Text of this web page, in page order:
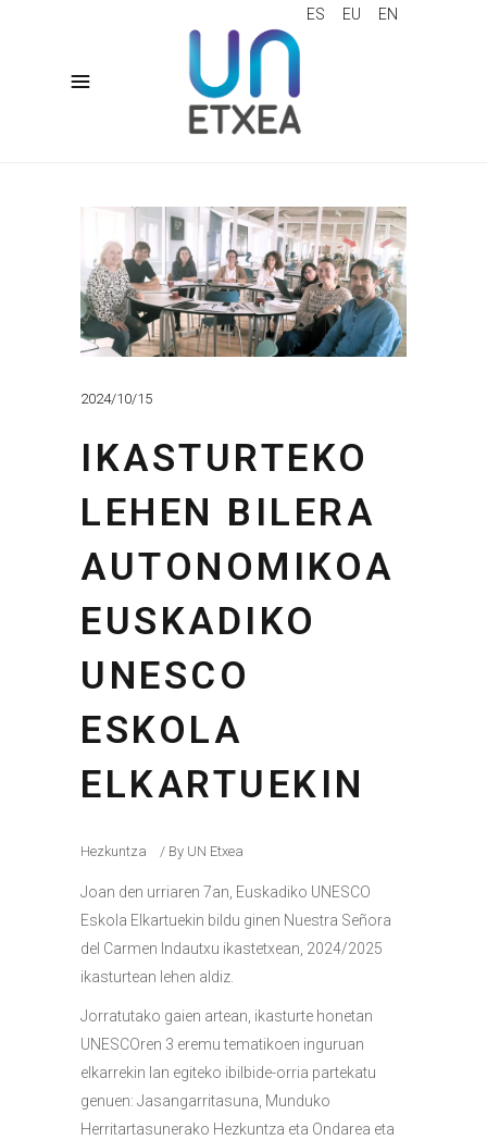
ES EU EN
2024/10/15
IKASTURTEKO
LEHEN BILERA
AUTONOMIKOA
EUSKADIKO
UNESCO
ESKOLA
ELKARTUEKIN
Hezkuntza By UN Etxea
Joan den urriaren 7an, Euskadiko UNESCO
Eskola Elkartuekin bildu ginen Nuestra Señora
del Carmen Indautxu ikastetxean, 2024/2025
ikasturtean lehen aldiz.
Jorratutako gaien artean, ikasturte honetan
UNESCOren 3 eremu tematikoen inguruan
elkarrekin lan egiteko ibilbide-orria partekatu
genuen: Jasangarritasuna, Munduko
Herritartasunerako Hezkuntza eta Ondarea eta